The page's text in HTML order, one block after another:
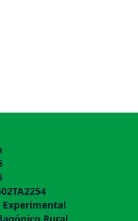
Experimental